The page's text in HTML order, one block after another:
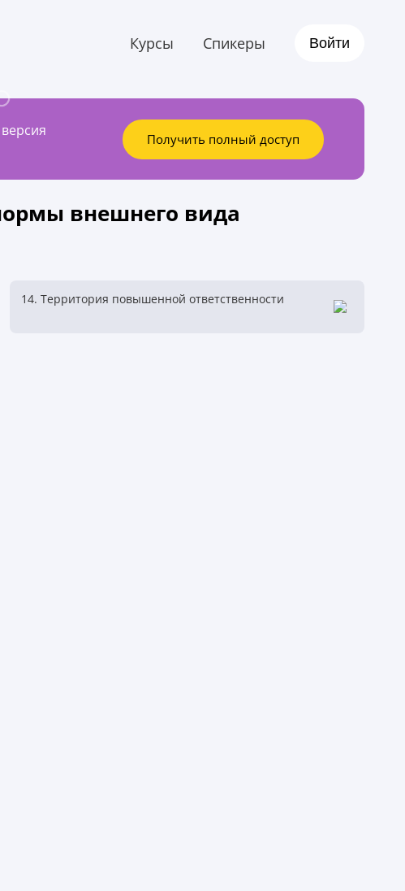
Курсы Спикеры Войти
Получить полный доступ
внешнего вида
14. Территория повышенной ответственности